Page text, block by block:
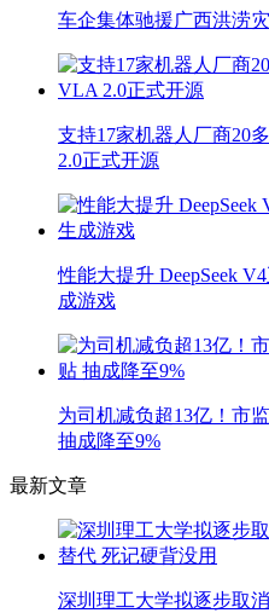
车企集体驰援广西洪涝
支持17家机器人厂商20
2.0正式开源
性能大提升 DeepSeek
成游戏
为司机减负超13亿！市
抽成降至9%
最新文章
深圳理工大学拟逐步取